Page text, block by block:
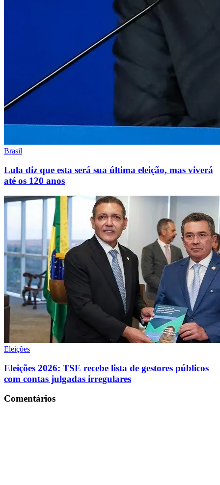
Brasil
Lula diz que esta será sua última eleição, mas viverá
até os 120 anos
Eleições
Eleições 2026: TSE recebe lista de gestores públicos
com contas julgadas irregulares
Comentários